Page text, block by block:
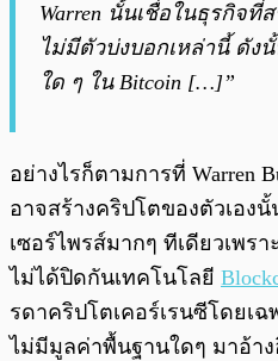
Warren นั้นเชื่อในธุรกิจที่
ไม่มีตัวบ่งบอกเหล่านี้ ดัง
ใด ๆ ใน Bitcoin […]”
อย่างไรก็ตามการที่ Warren
อาจสร้างคริปโตของตัวเอง
เซอร์ไพรส์มากๆ ทีเดียวเพร
ไม่ได้ปิดกันเทคโนโลยี
รดาคริปโตเคอร์เรนซีโดยเฉ
ไม่มีมูลค่าพื้นฐานใดๆ มาอ้าง